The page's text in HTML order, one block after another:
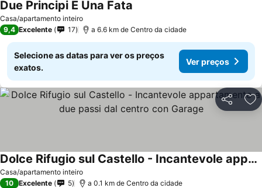
Casa/apartamento inteiro
Due Principi E Una Fata
9,4 Excelente 17 a 6.6 km de Centro da cidade
Selecione as datas para ver os preços
exatos.
Ver preços
Partilhar
Casa/apartamento inteiro
Dolce Rifugio sul Castello - Incantevole appartamento a due passi dal centro con Garage
Ver preços
10 Excelente 5 a 0.1 km de Centro da cidade